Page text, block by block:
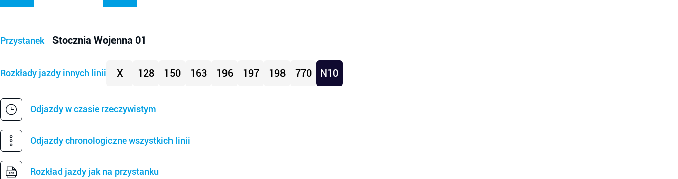
Przystanek Stocznia Wojenna 01
Rozkłady jazdy innych linii X 128 150 163 196 197 198 770 N10
Odjazdy w czasie rzeczywistym
Odjazdy chronologiczne wszystkich linii
Rozkład jazdy jak na przystanku